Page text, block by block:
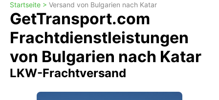
Startseite > Versand von Bulgarien nach Katar
GetTransport.com
Frachtdienstleistungen
von Bulgarien nach Katar
LKW-Frachtversand